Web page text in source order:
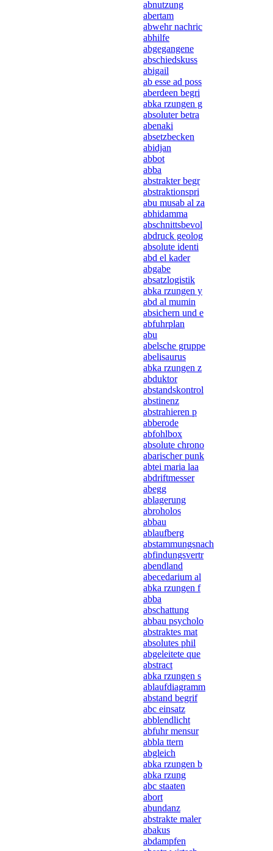
abnutzung
abertam
abwehr nachric
abhilfe
abgegangene
abschiedskuss
abigail
ab esse ad poss
aberdeen begri
abka rzungen g
absoluter betra
abenaki
absetzbecken
abidjan
abbot
abba
abstrakter begr
abstraktionspri
abu musab al za
abhidamma
abschnittsbevol
abdruck geolog
absolute identi
abd el kader
abgabe
absatzlogistik
abka rzungen y
abd al mumin
absichern und e
abfuhrplan
abu
abelsche gruppe
abelisaurus
abka rzungen z
abduktor
abstandskontrol
abstinenz
abstrahieren p
abberode
abfohlbox
absolute chrono
abarischer punk
abtei maria laa
abdriftmesser
abegg
ablagerung
abroholos
abbau
ablaufberg
abstammungsnach
abfindungsvertr
abendland
abecedarium al
abka rzungen f
abba
abschattung
abbau psycholo
abstraktes mat
absolutes phil
abgeleitete que
abstract
abka rzungen s
ablaufdiagramm
abstand begrif
abc einsatz
abblendlicht
abfuhr mensur
abbla ttern
abgleich
abka rzungen b
abka rzung
abc staaten
abort
abundanz
abstrakte maler
abakus
abdampfen